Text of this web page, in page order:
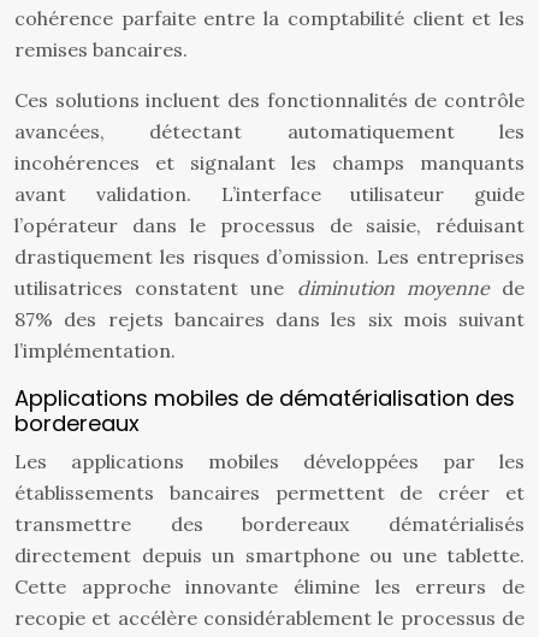
cohérence parfaite entre la comptabilité client et les
remises bancaires.
Ces solutions incluent des fonctionnalités de contrôle
avancées, détectant automatiquement les
incohérences et signalant les champs manquants
avant validation. L’interface utilisateur guide
l’opérateur dans le processus de saisie, réduisant
drastiquement les risques d’omission. Les entreprises
utilisatrices constatent une diminution moyenne de
87% des rejets bancaires dans les six mois suivant
l’implémentation.
Applications mobiles de dématérialisation des
bordereaux
Les applications mobiles développées par les
établissements bancaires permettent de créer et
transmettre des bordereaux dématérialisés
directement depuis un smartphone ou une tablette.
Cette approche innovante élimine les erreurs de
recopie et accélère considérablement le processus de